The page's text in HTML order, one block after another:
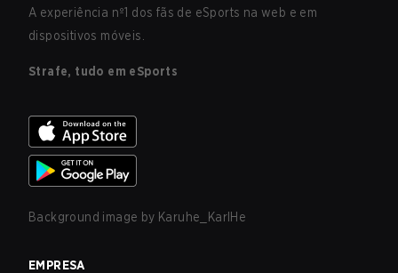
A experiência nº1 dos fãs de eSports na web e em
dispositivos móveis.
Strafe, tudo em eSports
Background image by Karuhe_KarlHe
EMPRESA